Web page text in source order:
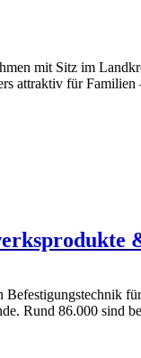
mit Sitz im
attraktiv für
Rund 86.000 sind